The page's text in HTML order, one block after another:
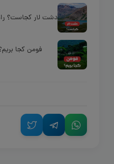
دشت لار کجاست؟
فومن کجا